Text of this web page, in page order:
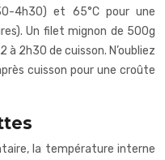
4h30) et 65°C pour une
Un filet mignon de 500g
2h30 de cuisson. N’oubliez
cuisson pour une croûte
la température interne